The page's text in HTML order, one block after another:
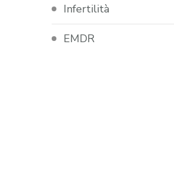
Infertilità
EMDR